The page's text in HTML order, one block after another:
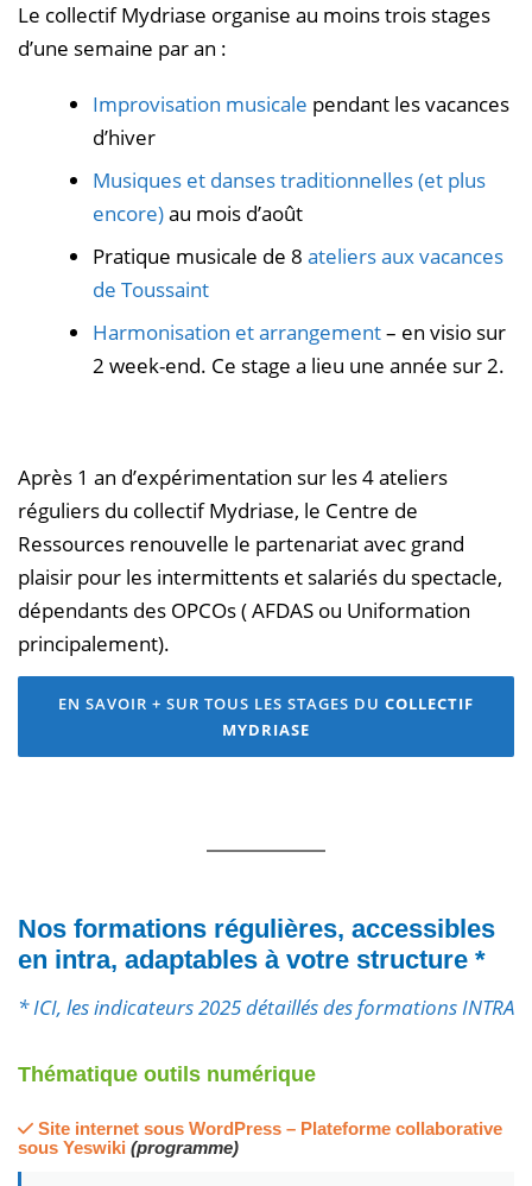
Le collectif Mydriase organise au moins trois stages
d’une semaine par an :
Improvisation musicale pendant les vacances
d’hiver
Musiques et danses traditionnelles (et plus
encore)au mois d’août
Pratique musicale de 8 ateliers aux vacances
de Toussaint
Harmonisation et arrangement– en visio sur
2 week-end. Ce stage a lieu une année sur 2.
Après 1 an d’expérimentation sur les 4 ateliers
réguliers du collectif Mydriase, le Centre de
Ressources renouvelle le partenariat avec grand
plaisir pour les intermittents et salariés du spectacle,
dépendants des OPCOs ( AFDAS ou Uniformation
principalement).
EN SAVOIR + SUR TOUS LES STAGES DU COLLECTIF
MYDRIASE
Nos formations régulières, accessibles
en intra, adaptables à votre structure *
* ICI, les indicateurs 2025 détaillés des formations INTRA
Thématique outils numérique
Site internet sous WordPress – Plateforme collaborative
sous Yeswiki (programme)